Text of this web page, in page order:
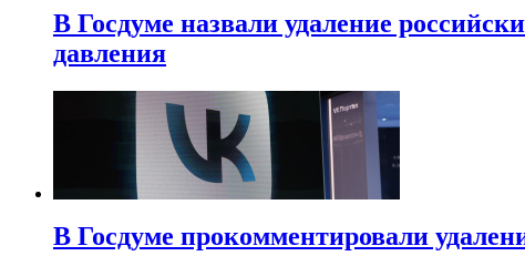
В Госдуме назвали удаление
давления
В Госдуме прокомментировали